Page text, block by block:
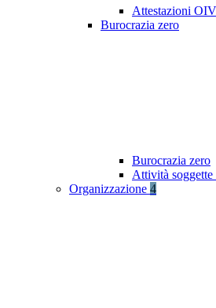
Attestazioni
Burocrazia zero
Burocrazia zero
Attività
Organizzazione 4